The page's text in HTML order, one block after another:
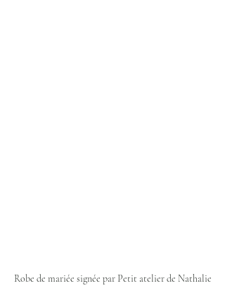
Robe de mariée signée par Petit atelier de Nathalie